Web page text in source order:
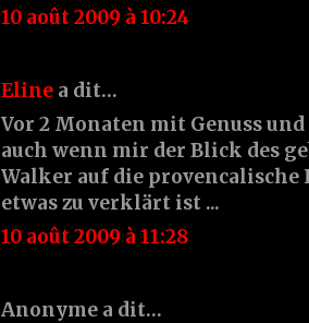
10 août 2009 à 10:24
Eline a dit…
Vor 2 Monaten mit Genuss
auch wenn mir der Blick des
Walker auf die provencalische
etwas zu verklärt ist ...
10 août 2009 à 11:28
Anonyme a dit…